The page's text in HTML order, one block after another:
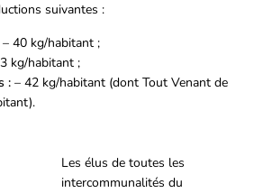
suivantes :
– 40 kg/habitant ;
kg/habitant ;
: – 42 kg/habitant (dont Tout Venant de
Les élus de toutes les
intercommunalités du